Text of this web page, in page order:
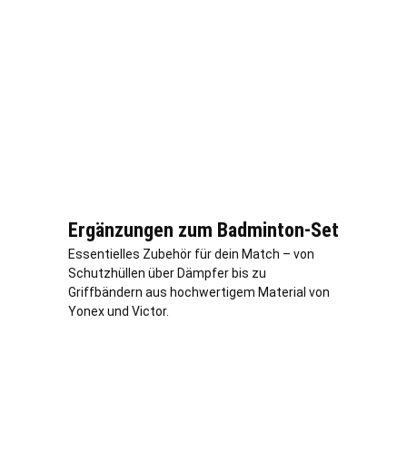
Ergänzungen zum Badminton-Set
Essentielles Zubehör für dein Match – von
Schutzhüllen über Dämpfer bis zu
Griffbändern aus hochwertigem Material von
Yonex und Victor.